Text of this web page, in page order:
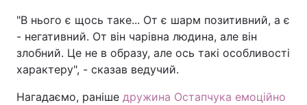
"В нього є щось таке... От є шарм позитивний, а є
- негативний. От він чарівна людина, але він
злобний. Це не в образу, але ось такі особливості
характеру", - сказав ведучий.
Нагадаємо, раніше дружина Остапчука емоційно